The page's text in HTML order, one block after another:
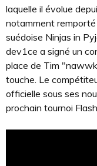
laquelle il évolue
notamment
suédoise Ninjas in
dev1ce a signé un
place de Tim
touche. Le
officielle sous ses
prochain tournoi